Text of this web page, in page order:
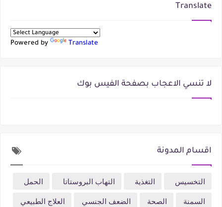
Translate
Powered by Translate
لا تنسي الاعجاب بصفحة الفيس بوك
اقسام المدونة
التخسيس التغذية التهاب البروستاتا
الحمل
السمنة
الصحة الضعف الجنسي
العلاج الطبيعي